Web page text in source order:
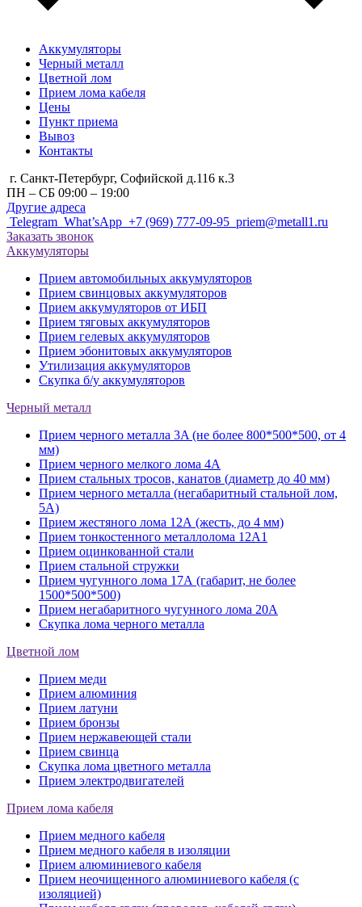
Аккумуляторы
Черный металл
Цветной лом
Прием лома кабеля
Цены
Пункт приема
Вывоз
Контакты
г. Санкт-Петербург, Cофийской д.116 к.3
ПН – СБ 09:00 – 19:00
Другие адреса
Telegram What’sApp +7 (969) 777-09-95 priem@metall1.ru
Заказать звонок
Аккумуляторы
Прием автомобильных аккумуляторов
Прием свинцовых аккумуляторов
Прием аккумуляторов от ИБП
Прием тяговых аккумуляторов
Прием гелевых аккумуляторов
Прием эбонитовых аккумуляторов
Утилизация аккумуляторов
Скупка б/у аккумуляторов
Черный металл
Прием черного металла 3A (не более 800*500*500, от 4
мм)
Прием черного мелкого лома 4А
Прием стальных тросов, канатов (диаметр до 40 мм)
Прием черного металла (негабаритный стальной лом,
5A)
Прием жестяного лома 12А (жесть, до 4 мм)
Прием тонкостенного металлолома 12А1
Прием оцинкованной стали
Прием стальной стружки
Прием чугунного лома 17А (габарит, не более
1500*500*500)
Прием негабаритного чугунного лома 20А
Скупка лома черного металла
Цветной лом
Прием меди
Прием алюминия
Прием латуни
Прием бронзы
Прием нержавеющей стали
Прием свинца
Скупка лома цветного металла
Прием электродвигателей
Прием лома кабеля
Прием медного кабеля
Прием медного кабеля в изоляции
Прием алюминиевого кабеля
Прием неочищенного алюминиевого кабеля (с
изоляцией)